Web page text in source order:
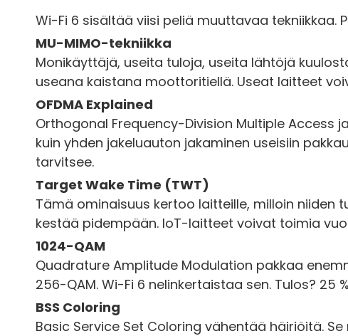
Wi-Fi 6 sisältää viisi peliä muuttavaa tekniikkaa.
MU-MIMO-tekniikka
Monikäyttäjä, useita tuloja, useita lähtöjä
useana kaistana moottoritiellä. Useat laitteet
OFDMA Explained
Orthogonal Frequency-Division Multiple Access
kuin yhden jakeluauton jakaminen useisiin
tarvitsee.
Target Wake Time (TWT)
Tämä ominaisuus kertoo laitteille, milloin niiden
kestää pidempään. IoT-laitteet voivat toimia
1024-QAM
Quadrature Amplitude Modulation pakkaa
256-QAM. Wi-Fi 6 nelinkertaistaa sen. Tulos? 25
BSS Coloring
Basic Service Set Coloring vähentää häiriöitä.